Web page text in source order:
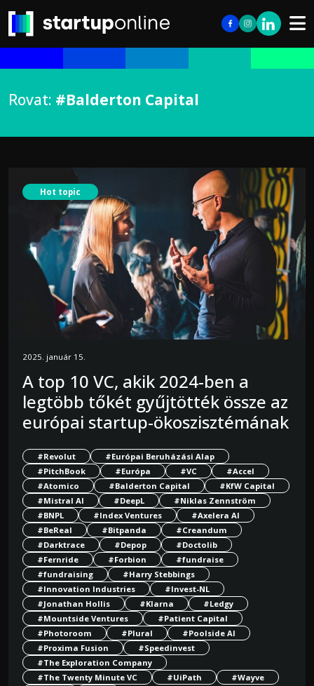
Rovat: #Balderton Capital
Hot topic
2025. január 15.
A top 10 VC, akik 2024-ben a
legtöbb tőkét gyűjtötték össze az
európai startup-ökoszisztémának
#Revolut
#Európai Beruházási Alap
#PitchBook
#Európa #VC
#Accel
#Atomico
#Balderton Capital
#KfW Capital
#Mistral AI
#DeepL
#Niklas Zennström
#BNPL
#Index Ventures
#Axelera AI
#BeReal
#Bitpanda
#Creandum
#Darktrace
#Depop
#Doctolib
#Fernride
#Forbion
#fundraise
#fundraising
#Harry Stebbings
#Innovation Industries
#Invest-NL
#Jonathan Hollis
#Klarna
#Ledgy
#Mountside Ventures
#Patient Capital
#Photoroom
#Plural
#Poolside AI
#Proxima Fusion
#Speedinvest
#The Exploration Company
#The Twenty Minute VC
#UiPath
#Wayve